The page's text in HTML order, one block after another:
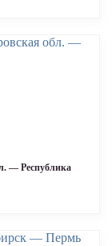
— Республика